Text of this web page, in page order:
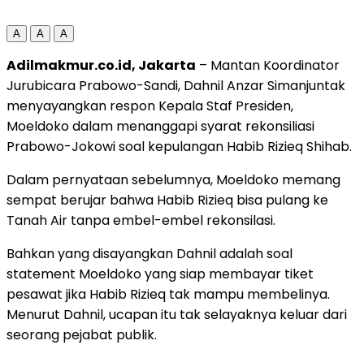
A A A
Adilmakmur.co.id, Jakarta – Mantan Koordinator
Jurubicara Prabowo-Sandi, Dahnil Anzar Simanjuntak
menyayangkan respon Kepala Staf Presiden,
Moeldoko dalam menanggapi syarat rekonsiliasi
Prabowo-Jokowi soal kepulangan Habib Rizieq Shihab.
Dalam pernyataan sebelumnya, Moeldoko memang
sempat berujar bahwa Habib Rizieq bisa pulang ke
Tanah Air tanpa embel-embel rekonsilasi.
Bahkan yang disayangkan Dahnil adalah soal
statement Moeldoko yang siap membayar tiket
pesawat jika Habib Rizieq tak mampu membelinya.
Menurut Dahnil, ucapan itu tak selayaknya keluar dari
seorang pejabat publik.